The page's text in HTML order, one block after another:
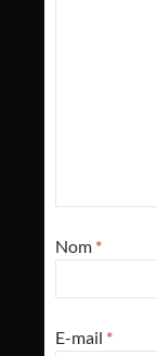
Nom *
E-mail *